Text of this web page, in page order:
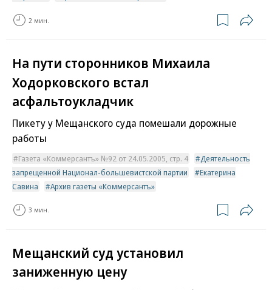
2 мин.
На пути сторонников Михаила
Ходорковского встал
асфальтоукладчик
Пикету у Мещанского суда помешали дорожные
работы
Газета «Коммерсантъ» №92 от 24.05.2005, стр. 4
Деятельность
запрещенной Национал-большевистской партии
Екатерина
Савина
Архив газеты «Коммерсантъ»
3 мин.
Мещанский суд установил
заниженную цену